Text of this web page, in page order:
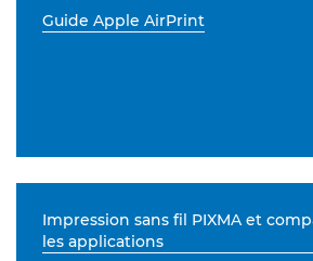
Guide Apple AirPrint
Impression sans fil PIXMA et
les applications